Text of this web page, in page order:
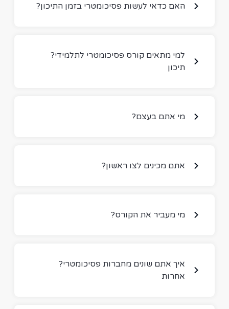
?האם כדאי לעשות פסיכומטרי בזמן התיכון
?למי מתאים קורס פסיכומטרי לתלמידי
תיכון
?מי אתם בעצם
?אתם מכינים לצו ראשון
?מי מעביר את הקורס
?איך אתם שונים מחברות פסיכומטרי
אחרות